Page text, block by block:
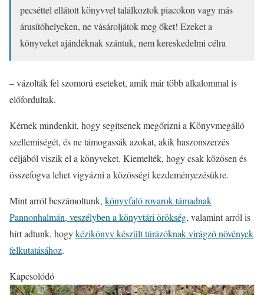
pecséttel ellátott könyvvel találkoztok piacokon vagy más
árusítóhelyeken, ne vásároljátok meg őket! Ezeket a
könyveket ajándéknak szántuk, nem kereskedelmi célra
– vázolták fel szomorú eseteket, amik már több alkalommal is
előfordultak.
Kérnek mindenkit, hogy segítsenek megőrizni a Könyvmegálló
szellemiségét, és ne támogassák azokat, akik haszonszerzés
céljából viszik el a könyveket. Kiemelték, hogy csak közösen és
összefogva lehet vigyázni a közösségi kezdeményezésükre.
Mint arról beszámoltunk, könyvfaló rovarok támadnak
Pannonhalmán, veszélyben a könyvtári örökség, valamint arról is
hírt adtunk, hogykézikönyv készült túrázóknak virágzó növények
felkutatásához.
Kapcsolódó